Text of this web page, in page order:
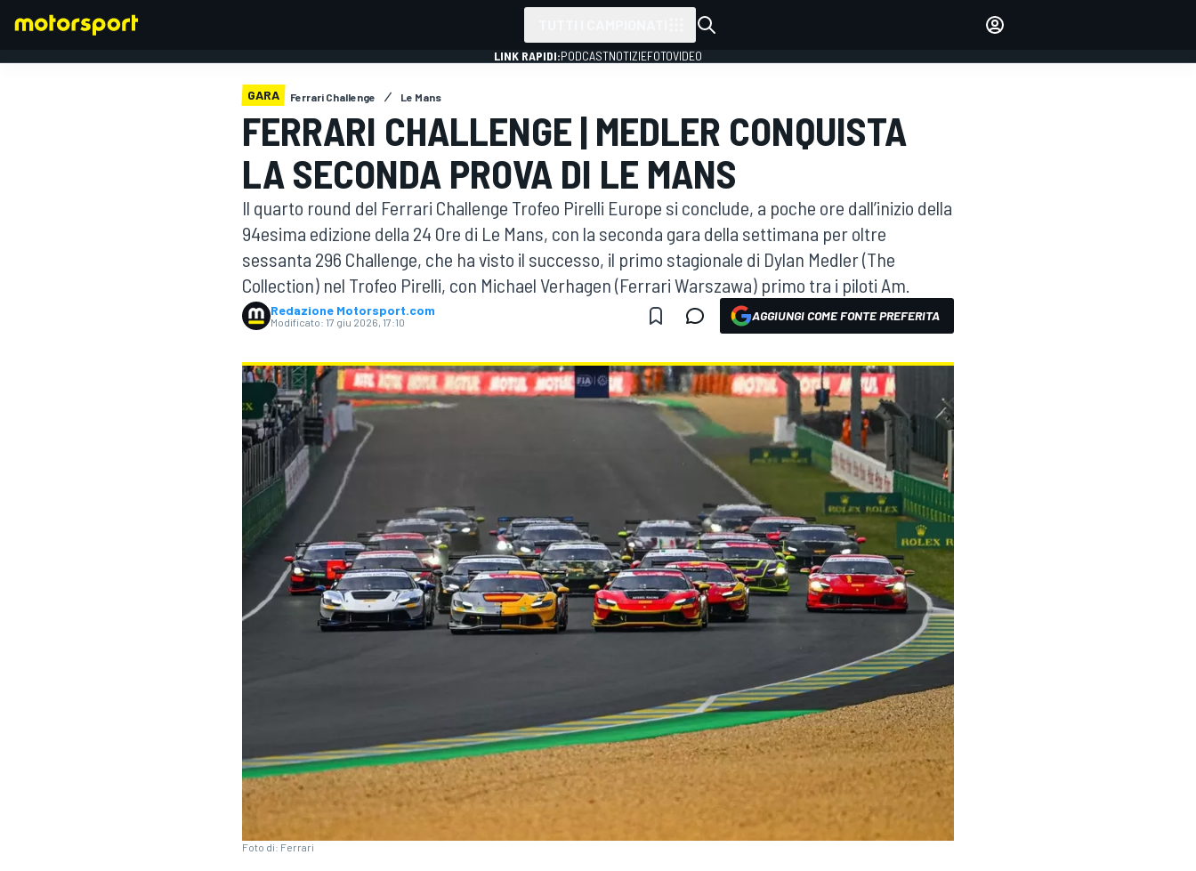
WEC
ACCEDI
LINK RAPIDI:PODCASTNOTIZIEFOTOVIDEO
GARA Ferrari Challenge Le Mans
FERRARI CHALLENGE | MEDLER CONQUISTA
LA SECONDA PROVA DI LE MANS
Il quarto round del Ferrari Challenge Trofeo Pirelli Europe si conclude, a poche ore dall’inizio della
94esima edizione della 24 Ore di Le Mans, con la seconda gara della settimana per oltre
sessanta 296 Challenge, che ha visto il successo, il primo stagionale di Dylan Medler (The
Collection) nel Trofeo Pirelli, con Michael Verhagen (Ferrari Warszawa) primo tra i piloti Am.
Redazione Motorsport.com
Modificato: 17 giu 2026, 17:10 AGGIUNGI COME FONTE PREFERITA
Foto di: Ferrari